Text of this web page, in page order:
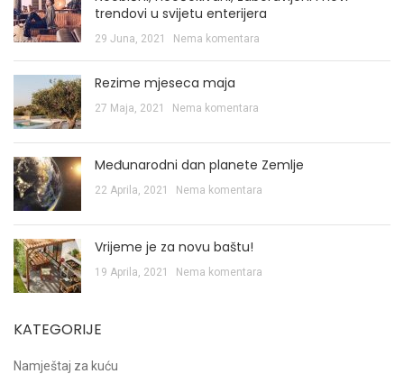
trendovi u svijetu enterijera
29 Juna, 2021 Nema komentara
Rezime mjeseca maja
27 Maja, 2021 Nema komentara
Međunarodni dan planete Zemlje
22 Aprila, 2021 Nema komentara
Vrijeme je za novu baštu!
19 Aprila, 2021 Nema komentara
KATEGORIJE
Namještaj za kuću